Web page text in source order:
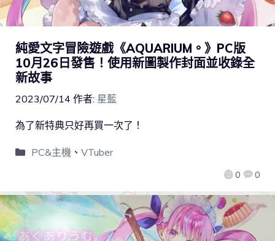
純愛文字冒險遊戲《AQUARIUM。》PC版
10月26日發售！使用新圖製作封面並收錄全
新故事
2023/07/14 作者: 星藍
0 0
為了新特典只好再買一次了！
PC&主機、 VTuber